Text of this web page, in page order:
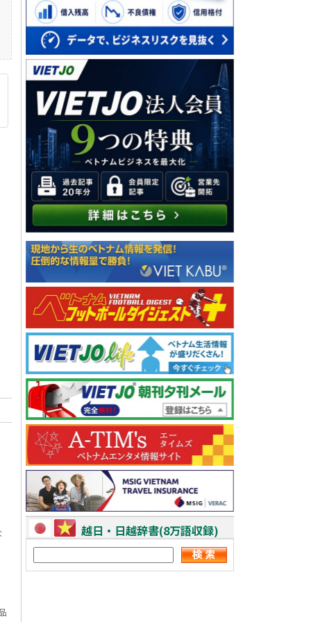
越日・日越辞書(8万語収録)